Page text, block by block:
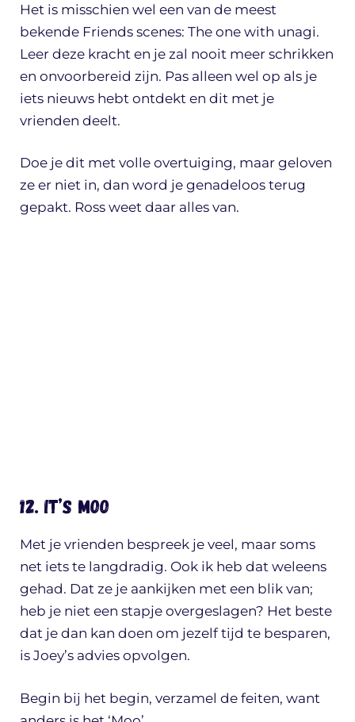
Het is misschien wel een van de meest
bekende Friends scenes: The one with unagi.
Leer deze kracht en je zal nooit meer schrikken
en onvoorbereid zijn. Pas alleen wel op als je
iets nieuws hebt ontdekt en dit met je
vrienden deelt.
Doe je dit met volle overtuiging, maar geloven
ze er niet in, dan word je genadeloos terug
gepakt. Ross weet daar alles van.
12. It’s moo
Met je vrienden bespreek je veel, maar soms
net iets te langdradig. Ook ik heb dat weleens
gehad. Dat ze je aankijken met een blik van;
heb je niet een stapje overgeslagen? Het beste
dat je dan kan doen om jezelf tijd te besparen,
is Joey’s advies opvolgen.
Begin bij het begin, verzamel de feiten, want